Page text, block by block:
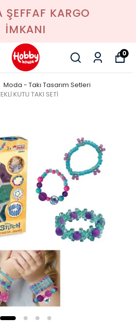
ŞEFFAF KARGO
İMKANI
0
Moda - Takı Tasarım Setleri
KUTU TAKI SETİ